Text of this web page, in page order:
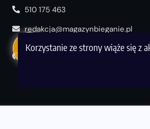
Korzystanie ze strony wiąże się z
510 175 463
redakcja@magazynbieganie.pl